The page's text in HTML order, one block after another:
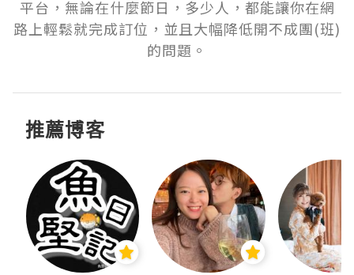
平台，無論在什麼節日，多少人，都能讓你在網
路上輕鬆就完成訂位，並且大幅降低開不成團(班)
的問題。
推薦博客